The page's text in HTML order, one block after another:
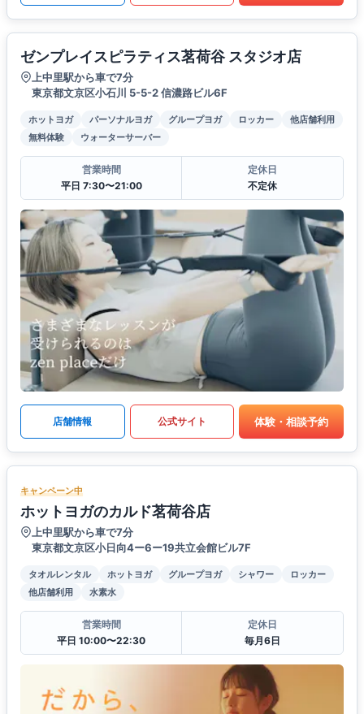
ゼンプレイスピラティス茗荷谷 スタジオ店
上中里駅から車で7分
東京都文京区小石川 5-5-2 信濃路ビル6F
ホットヨガ パーソナルヨガ グループヨガ ロッカー
他店舗利用
無料体験
ウォーターサーバー
営業時間
平日 7:30〜21:00
定休日
不定休
店舗情報 公式サイト 体験・相談予約
キャンペーン中
ホットヨガのカルド茗荷谷店
上中里駅から車で7分
東京都文京区小日向4ー6ー19共立会館ビル7F
タオルレンタル ホットヨガ グループヨガ シャワー
ロッカー
他店舗利用
水素水
営業時間
平日 10:00〜22:30
定休日
毎月6日